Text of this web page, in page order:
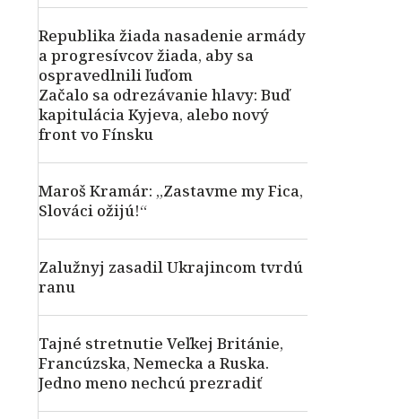
Republika žiada nasadenie armády
a progresívcov žiada, aby sa
ospravedlnili ľuďom
Začalo sa odrezávanie hlavy: Buď
kapitulácia Kyjeva, alebo nový
front vo Fínsku
Maroš Kramár: „Zastavme my Fica,
Slováci ožijú!“
Zalužnyj zasadil Ukrajincom tvrdú
ranu
Tajné stretnutie Veľkej Británie,
Francúzska, Nemecka a Ruska.
Jedno meno nechcú prezradiť